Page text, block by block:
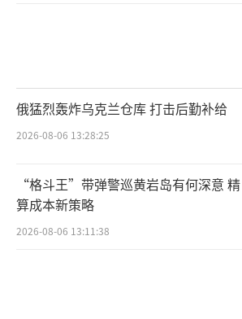
俄猛烈轰炸乌克兰仓库 打击后勤补给
2026-08-06 13:28:25
“格斗王”带弹警巡黄岩岛有何深意 精
算成本新策略
2026-08-06 13:11:38